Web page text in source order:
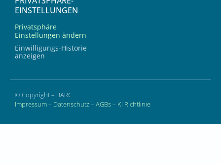
EINSTELLUNGEN
Privatsphäre
Einstellungen ändern
Einwilligungs-Historie
anzeigen
© Copyright – BARC
Impressum– Datenschutz– AGBs– KI Richtlinie